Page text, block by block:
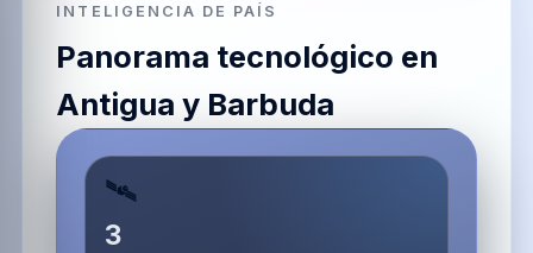
INTELIGENCIA DE PAÍS
Panorama tecnológico en
Antigua y Barbuda
🛰️
3